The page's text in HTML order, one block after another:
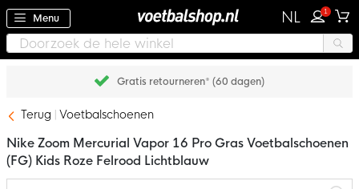
Menu NL 1
Achteraf betalen met Klarna
Terug Voetbalschoenen
Nike Zoom Mercurial Vapor 16 Pro Gras Voetbalschoenen
(FG) Kids Roze Felrood Lichtblauw